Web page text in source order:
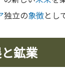
独立の象徴とし
鉱業